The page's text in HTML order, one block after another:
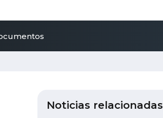
Noticias relacionadas